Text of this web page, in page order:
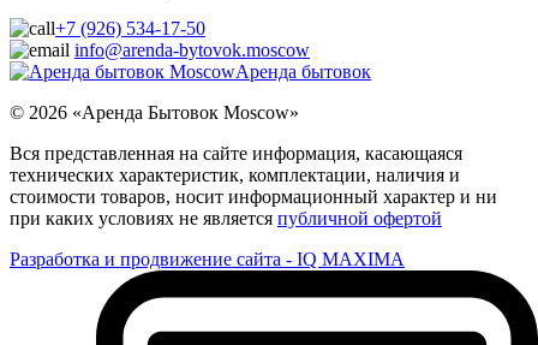
+7 (926) 534-17-50
info@arenda-bytovok.moscow
Аренда бытовок
© 2026 «Аренда Бытовок Moscow»
Вся представленная на сайте информация, касающаяся
технических характеристик, комплектации, наличия и
стоимости товаров, носит информационный характер и ни
при каких условиях не является публичной офертой
Разработка и продвижение сайта - IQ MAXIMA